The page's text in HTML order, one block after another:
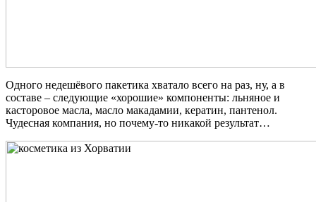
Одного недешёвого пакетика хватало всего на раз, ну, а в
составе – следующие «хорошие» компоненты: льняное и
касторовое масла, масло макадамии, кератин, пантенол.
Чудесная компания, но почему-то никакой результат…